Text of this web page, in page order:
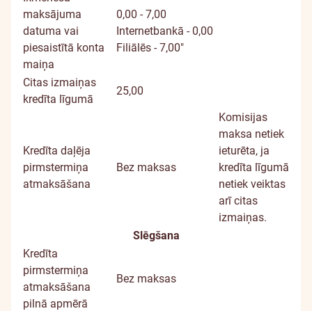
maksājuma
datuma vai
piesaistītā konta
maiņa
0,00 - 7,00
Internetbankā - 0,00
Filiālēs - 7,00"
Citas izmaiņas
kredīta līgumā
25,00
Kredīta daļēja
pirmstermiņa
atmaksāšana
Bez maksas
Komisijas
maksa netiek
ieturēta, ja
kredīta līgumā
netiek veiktas
arī citas
izmaiņas.
Slēgšana
Kredīta
pirmstermiņa
atmaksāšana
pilnā apmērā
Bez maksas